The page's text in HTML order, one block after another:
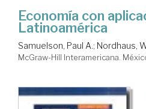
Economía con
Latinoamérica
Samuelson, Paul A.; Nordhaus,
McGraw-Hill Interamericana.